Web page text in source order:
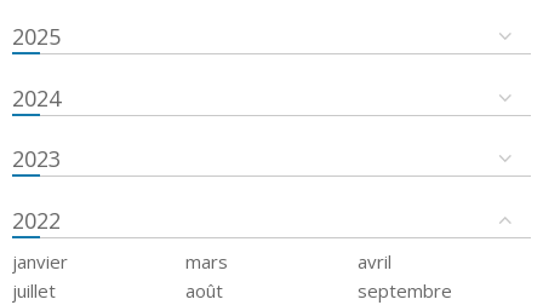
2025
2024
2023
2022
janvier mars
avril
juillet
août
septembre